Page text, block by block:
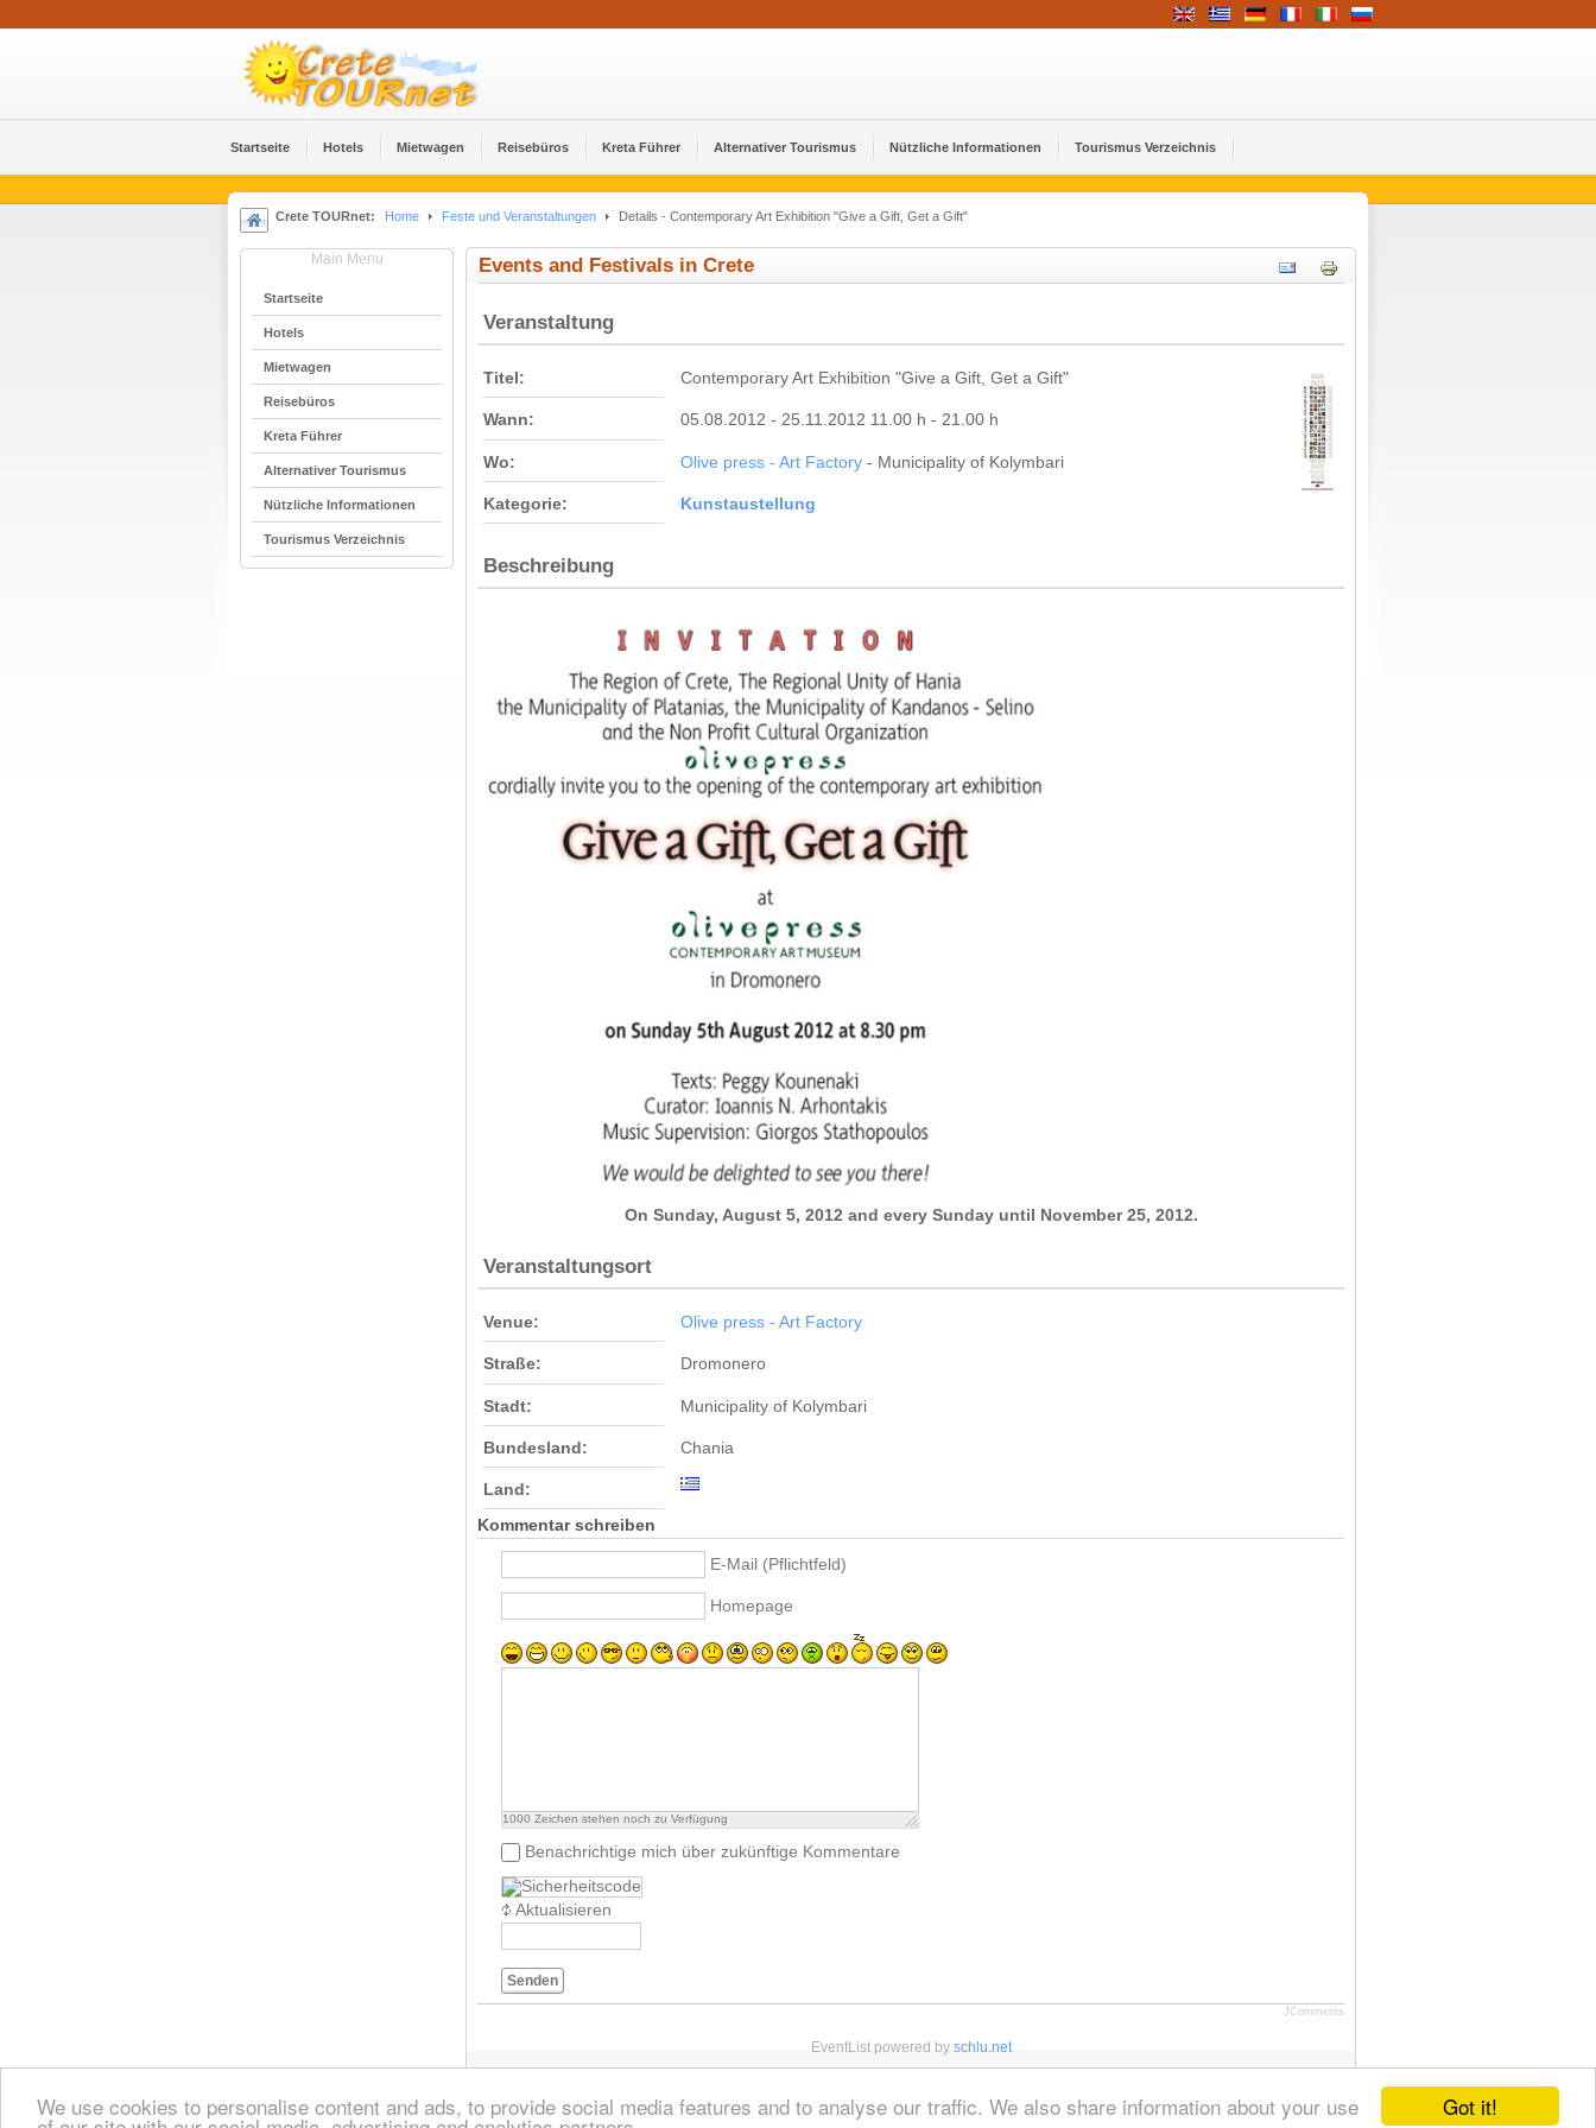
Got it!
We use cookies to personalise content and ads, to provide social media features and to analyse our traffic. We also share information about your use
Startseite Hotels Mietwagen Reisebüros Kreta Führer Alternativer Tourismus Nützliche Informationen Tourismus Verzeichnis
Crete TOURnet: Home Feste und Veranstaltungen Details - Contemporary Art Exhibition "Give a Gift, Get a Gift"
Main Menu
Startseite
Hotels
Mietwagen
Reisebüros
Kreta Führer
Alternativer Tourismus
Nützliche Informationen
Tourismus Verzeichnis
Events and Festivals in Crete
Veranstaltung
Titel: Contemporary Art Exhibition "Give a Gift, Get a Gift"
Wann: 05.08.2012 - 25.11.2012 11.00 h - 21.00 h
Wo: Olive press - Art Factory- Municipality of Kolymbari
Kategorie: Kunstaustellung
Beschreibung
On Sunday, August 5, 2012 and every Sunday until November 25, 2012.
Veranstaltungsort
Venue: Olive press - Art Factory
Straße: Dromonero
Stadt: Municipality of Kolymbari
Bundesland: Chania
Land:
Kommentar schreiben
E-Mail (Pflichtfeld)
Homepage
1000 Zeichen stehen noch zu Verfügung
Benachrichtige mich über zukünftige Kommentare
Aktualisieren
Senden
JComments
EventList powered by schlu.net